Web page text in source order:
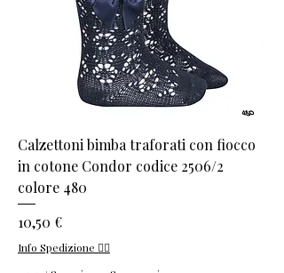
Calzettoni bimba traforati con fiocco
in cotone Condor codice 2506/2
colore 480
Prezzo
10,50 €
Info Spedizione 👈🏻